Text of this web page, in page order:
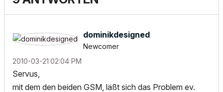
dominikdesigned
Newcomer
‎2010-03-21 02:04 PM
Servus,
mit dem den beiden GSM, läßt sich das Problem ev.